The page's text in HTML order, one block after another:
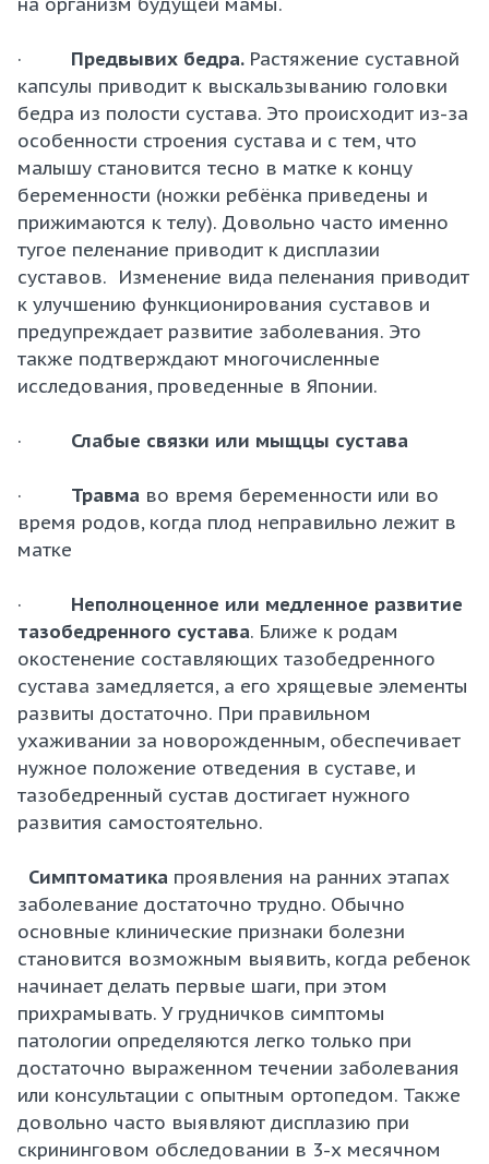
· Предвывих бедра. Растяжение суставной
капсулы приводит к выскальзыванию головки
бедра из полости сустава. Это происходит из-за
особенности строения сустава и с тем, что
малышу становится тесно в матке к концу
беременности (ножки ребёнка приведены и
прижимаются к телу). Довольно часто именно
тугое пеленание приводит к дисплазии
суставов. Изменение вида пеленания приводит
к улучшению функционирования суставов и
предупреждает развитие заболевания. Это
также подтверждают многочисленные
исследования, проведенные в Японии.
· Слабые связки или мыщцы сустава
· Травма во время беременности или во
время родов, когда плод неправильно лежит в
матке
· Неполноценное или медленное развитие
тазобедренного сустава. Ближе к родам
окостенение составляющих тазобедренного
сустава замедляется, а его хрящевые элементы
развиты достаточно. При правильном
ухаживании за новорожденным, обеспечивает
нужное положение отведения в суставе, и
тазобедренный сустав достигает нужного
развития самостоятельно.
Симптоматика проявления на ранних этапах
заболевание достаточно трудно. Обычно
основные клинические признаки болезни
становится возможным выявить, когда ребенок
начинает делать первые шаги, при этом
прихрамывать. У грудничков симптомы
патологии определяются легко только при
достаточно выраженном течении заболевания
или консультации с опытным ортопедом. Также
довольно часто выявляют дисплазию при
скрининговом обследовании в 3-х месячном